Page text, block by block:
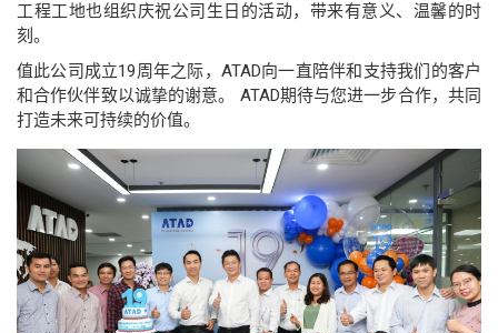
工程工地也组织庆祝公司生日的活动，带来有意义、温馨的时
刻。
值此公司成立19周年之际，ATAD向一直陪伴和支持我们的客户
和合作伙伴致以诚挚的谢意。 ATAD期待与您进一步合作，共同
打造未来可持续的价值。